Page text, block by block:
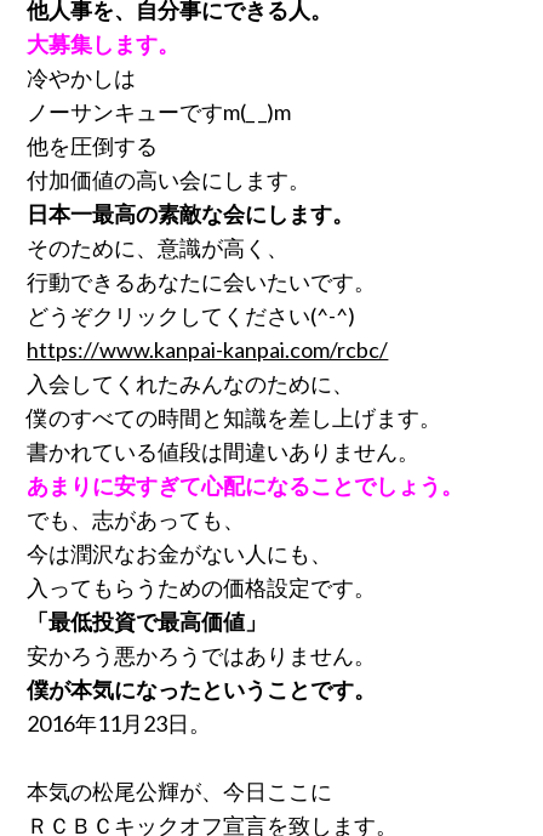
他人事を、自分事にできる人。
大募集します。
冷やかしは
ノーサンキューですm(_ _)m
他を圧倒する
付加価値の高い会にします。
日本一最高の素敵な会にします。
そのために、意識が高く、
行動できるあなたに会いたいです。
どうぞクリックしてください(^-^)
https://www.kanpai-kanpai.com/rcbc/
入会してくれたみんなのために、
僕のすべての時間と知識を差し上げます。
書かれている値段は間違いありません。
あまりに安すぎて心配になることでしょう。
でも、志があっても、
今は潤沢なお金がない人にも、
入ってもらうための価格設定です。
「最低投資で最高価値」
安かろう悪かろうではありません。
僕が本気になったということです。
2016年11月23日。
本気の松尾公輝が、今日ここに
ＲＣＢＣキックオフ宣言を致します。